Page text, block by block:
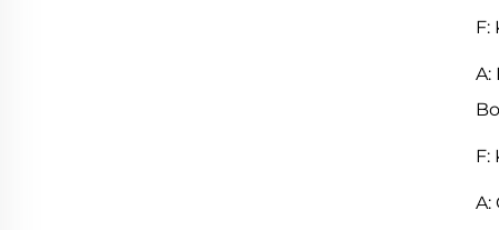
F:
A:
F:
A: